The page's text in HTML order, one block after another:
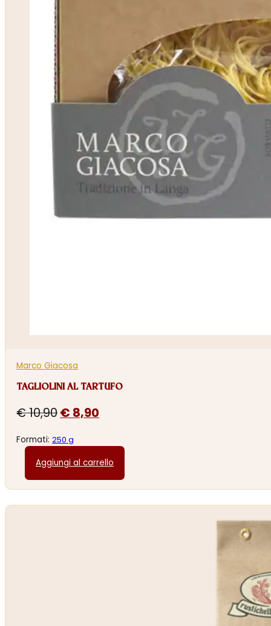
Marco Giacosa
TAGLIOLINI AL TARTUFO
€10,90Il
originale
era:
€ 10,90.
€ 8,90
attuale
è:
€ 8,90.
Formati:250 g
Aggiungi al carrello